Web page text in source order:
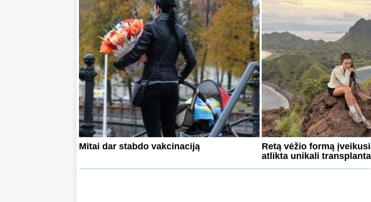
Mitai dar stabdo vakcinaciją
Retą vėžio formą
atlikta unikali